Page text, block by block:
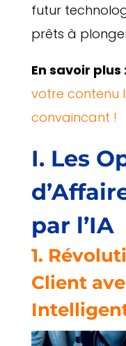
futur
prêts à
En savoir plus :
votre contenu
convaincant !
I. Les
par l’IA
1.
Client